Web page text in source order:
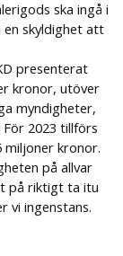
ska ingå i
en skyldighet att
presenterat
kronor, utöver
myndigheter,
2023 tillförs
miljoner kronor.
på allvar
på riktigt ta itu
vi ingenstans.